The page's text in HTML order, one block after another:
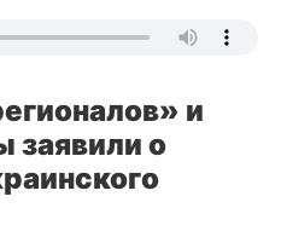
и
заявили о